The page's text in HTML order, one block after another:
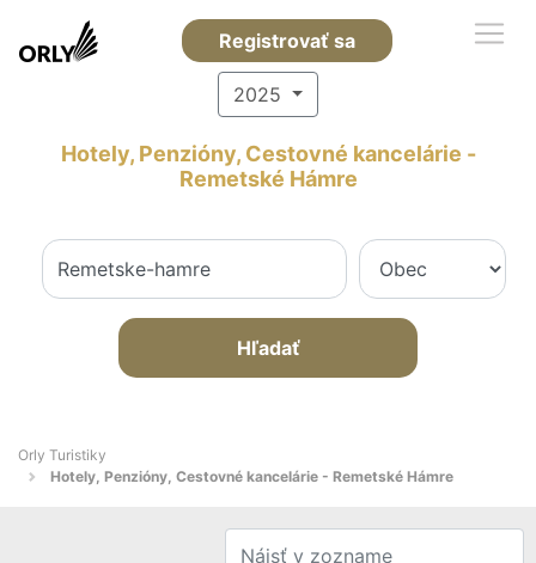
Registrovať sa
2025
Hotely, Penzióny, Cestovné kancelárie -
Remetské Hámre
Hľadať
Orly Turistiky
Hotely, Penzióny, Cestovné kancelárie - Remetské Hámre